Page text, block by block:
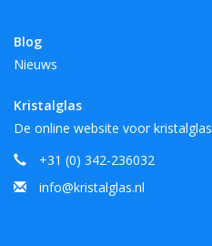
Blog
Nieuws
Kristalglas
De online website voor kristalglas
+31 (0) 342-236032
info@kristalglas.nl